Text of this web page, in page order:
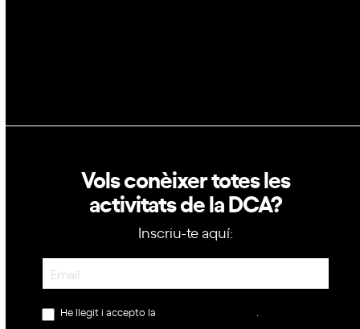
Vols conèixer totes les
activitats de la DCA?
Inscriu-te aquí:
He llegit i accepto la